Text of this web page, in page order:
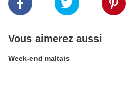
Vous aimerez aussi
Week-end maltais